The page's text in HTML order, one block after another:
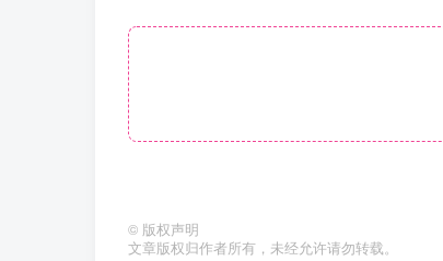
© 版权声明
文章版权归作者所有，未经允许请勿转载。